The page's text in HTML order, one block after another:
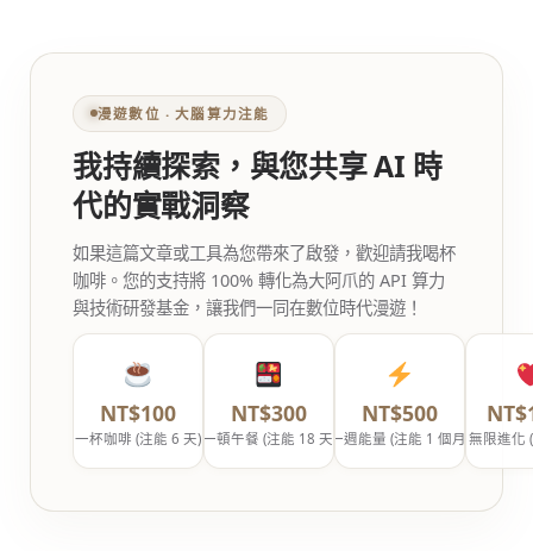
漫遊數位 ‧ 大腦算力注能
我持續探索，與您共享 AI 時
代的實戰洞察
如果這篇文章或工具為您帶來了啟發，歡迎請我喝杯
咖啡。您的支持將 100% 轉化為大阿爪的 API 算力
與技術研發基金，讓我們一同在數位時代漫遊！
NT$100
一杯咖啡 (注能 6 天)
NT$300
一頓午餐 (注能 18 天)
NT$500
一週能量 (注能 1 個月)無限進化